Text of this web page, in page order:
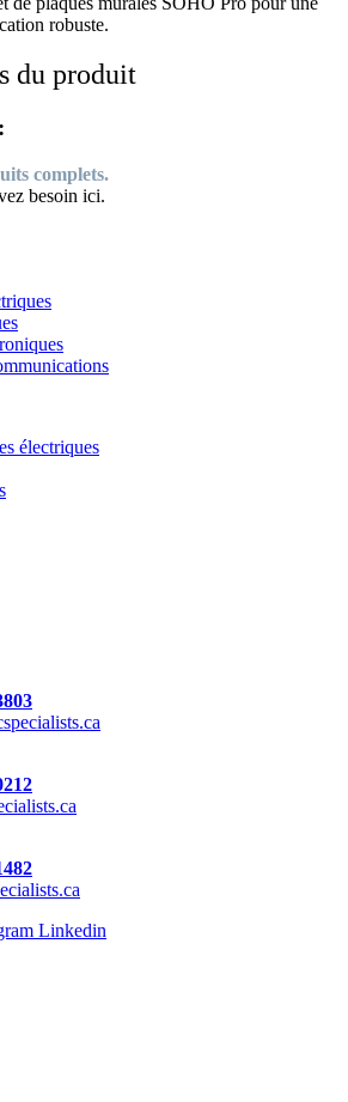
robuste.
du produit
complets.
besoin ici.
électriques
Linkedin